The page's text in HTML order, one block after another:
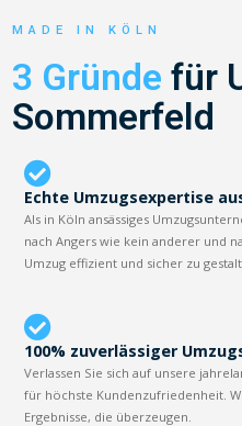
MADE IN KÖLN
3 Gründe für
Sommerfeld
Echte Umzugsexpertise
Als in Köln ansässiges
nach Angers wie kein anderer und
Umzug effizient und sicher zu
100% zuverlässiger
Verlassen Sie sich auf unsere
für höchste Kundenzufriedenheit.
Ergebnisse, die überzeugen.